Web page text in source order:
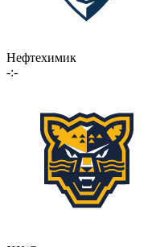
Нефтехимик
-:-